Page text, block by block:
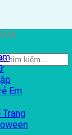
Em
Trang